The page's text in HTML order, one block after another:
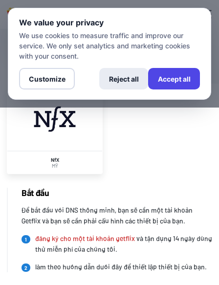
KÊNH
NfX
MỸ
Bắt đầu
Để bắt đầu với DNS thông minh, bạn sẽ cần một tài khoản
Getflix và bạn sẽ cần phải cấu hình các thiết bị của bạn.
1 đăng ký cho một tài khoản getflixvà tận dụng 14 ngày dùng
thử miễn phí của chúng tôi.
2 làm theo hướng dẫn dưới đây để thiết lập thiết bị của bạn.
We value your privacy
We use cookies to measure traffic and improve our
service. We only set analytics and marketing cookies
with your consent.
Customize Reject all Accept all